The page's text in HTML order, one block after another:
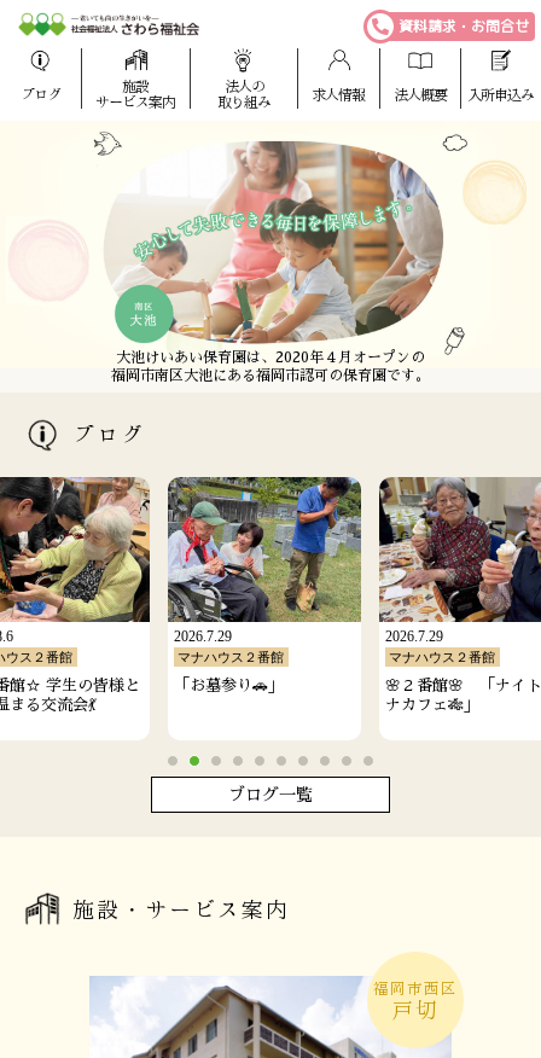
ブログ
施設
サービス案内
法人の
取り組み
求人情報 法人概要 入所申込み
資料請求・お問合せ
愛宕けいあい保育園は、2020年４月オープンの
福岡市西区愛宕にある福岡市認可の保育園です。
さわら福祉会は、福岡市西区に全室個室の特別養護
老人ホームを中心とした老人福祉施設を運営しています。
大池けいあい保育園は、2020年４月オープンの
福岡市南区大池にある福岡市認可の保育園です。
さわら福祉会は、福岡市西区に全室個室の特別養護
老人ホームを中心とした老人福祉施設を運営しています。
ブログ
ウス２番館
館☆ 学生の皆様と
まる交流会💃
2026.7.29
マナハウス２番館
「お墓参り🚗」
2026.7.29
マナハウス２番館
🌸２番館🌸 「ナイ
ナカフェ🎋」
ブログ一覧
施設・サービス案内
福岡市西区
戸切